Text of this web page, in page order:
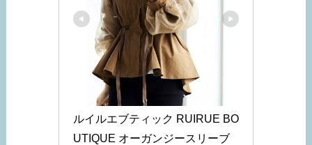
ルイルエブティック RUIRUE BO
UTIQUE オーガンジースリーブ